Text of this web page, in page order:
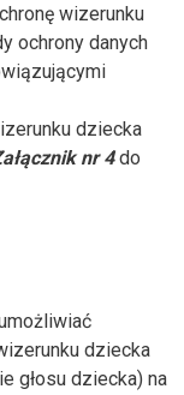
wizerunku
ochrony danych
dziecka
nr 4do
dziecka
głosu dziecka) na